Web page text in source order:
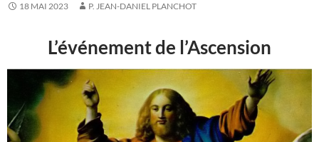
18 MAI 2023 P. JEAN-DANIEL PLANCHOT
L’événement de l’Ascension